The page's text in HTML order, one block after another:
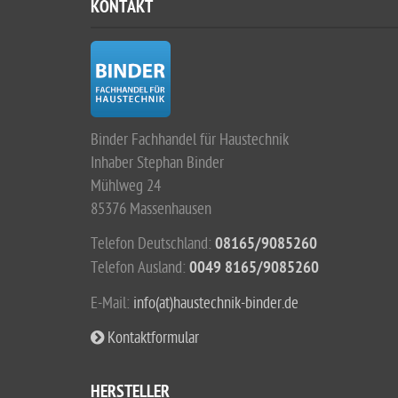
KONTAKT
Binder Fachhandel für Haustechnik
Inhaber Stephan Binder
Mühlweg 24
85376 Massenhausen
Telefon Deutschland: 08165/9085260
Telefon Ausland: 0049 8165/9085260
E-Mail: info(at)haustechnik-binder.de
Kontaktformular
HERSTELLER